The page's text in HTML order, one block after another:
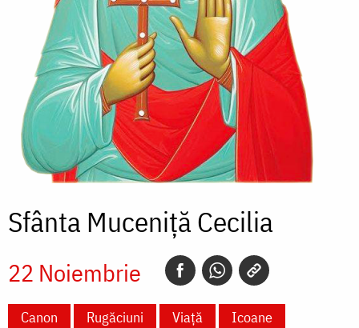
Sfânta Muceniță Cecilia
22 Noiembrie
Canon Rugăciuni Viață
Icoane